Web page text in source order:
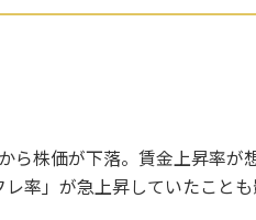
ら株価が下落。賃金上昇率
率」が急上昇していたことも